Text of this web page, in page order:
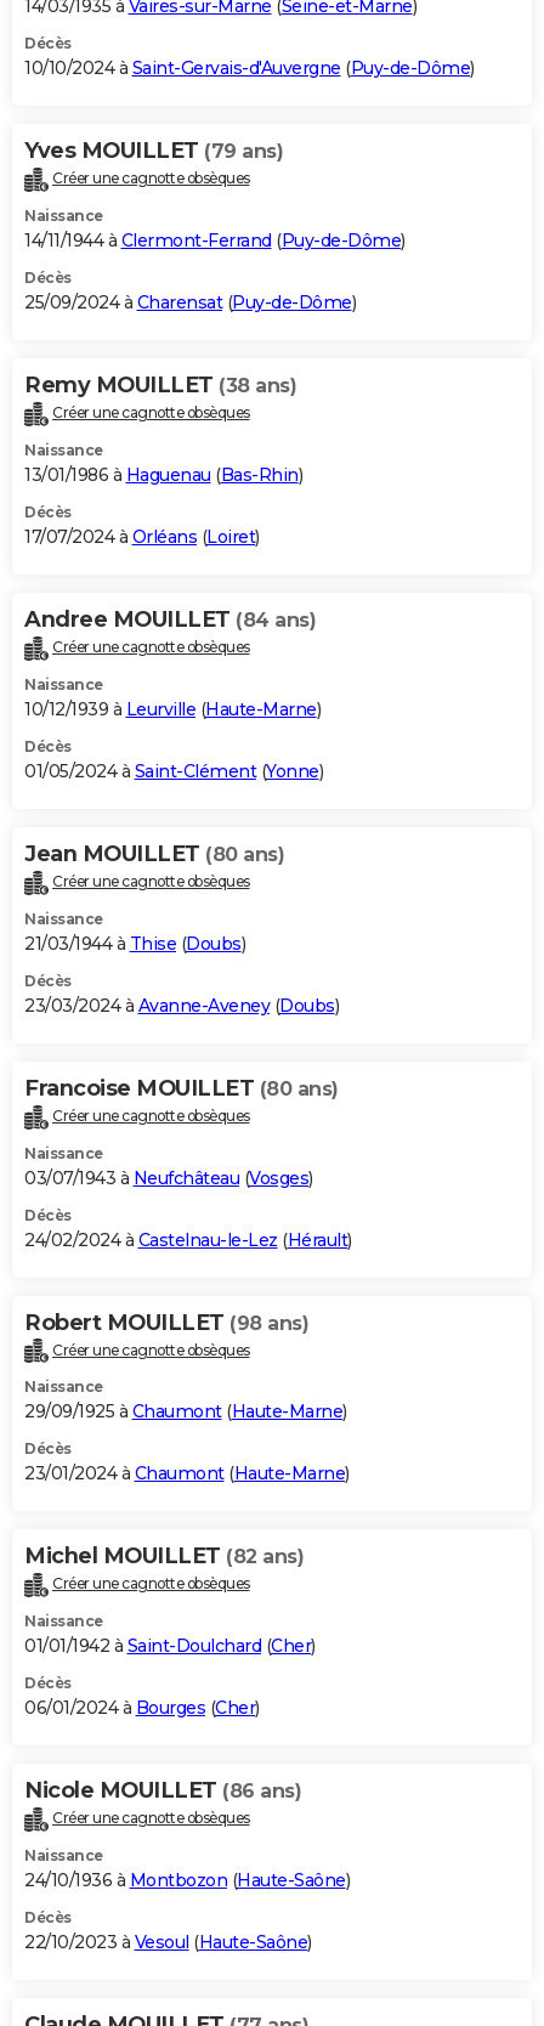
14/03/1935 à Vaires-sur-Marne (Seine-et-Marne)
Décès
10/10/2024 à Saint-Gervais-d'Auvergne (Puy-de-Dôme)
Yves MOUILLET (79 ans)
Créer une cagnotte obsèques
Naissance
14/11/1944 à Clermont-Ferrand (Puy-de-Dôme)
Décès
25/09/2024 à Charensat(Puy-de-Dôme)
Remy MOUILLET (38 ans)
Créer une cagnotte obsèques
Naissance
13/01/1986 à Haguenau (Bas-Rhin)
Décès
17/07/2024 à Orléans (Loiret)
Andree MOUILLET (84 ans)
Créer une cagnotte obsèques
Naissance
10/12/1939 à Leurville (Haute-Marne)
Décès
01/05/2024 à Saint-Clément(Yonne)
Jean MOUILLET (80 ans)
Créer une cagnotte obsèques
Naissance
21/03/1944 à Thise (Doubs)
Décès
23/03/2024 à Avanne-Aveney(Doubs)
Francoise MOUILLET (80 ans)
Créer une cagnotte obsèques
Naissance
03/07/1943 à Neufchâteau (Vosges)
Décès
24/02/2024 à Castelnau-le-Lez (Hérault)
Robert MOUILLET (98 ans)
Créer une cagnotte obsèques
Naissance
29/09/1925 à Chaumont(Haute-Marne)
Décès
23/01/2024 à Chaumont(Haute-Marne)
Michel MOUILLET (82 ans)
Créer une cagnotte obsèques
Naissance
01/01/1942 à Saint-Doulchard (Cher)
Décès
06/01/2024 à Bourges (Cher)
Nicole MOUILLET (86 ans)
Créer une cagnotte obsèques
Naissance
24/10/1936 à Montbozon (Haute-Saône)
Décès
22/10/2023 à Vesoul (Haute-Saône)